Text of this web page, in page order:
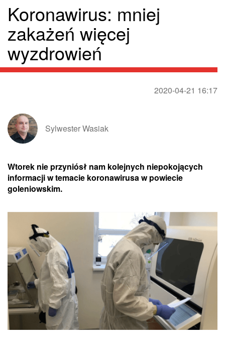
Koronawirus: mniej
zakażeń więcej
wyzdrowień
2020-04-21 16:17
Sylwester Wasiak
Wtorek nie przyniósł nam kolejnych niepokojących
informacji w temacie koronawirusa w powiecie
goleniowskim.